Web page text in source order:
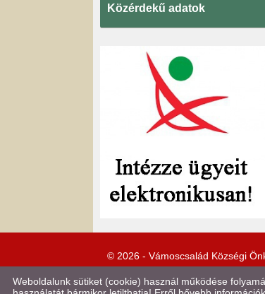
Közérdekű adatok
© 2026 - Vámoscsalád Községi
Weboldalunk sütiket (cookie) használ működése